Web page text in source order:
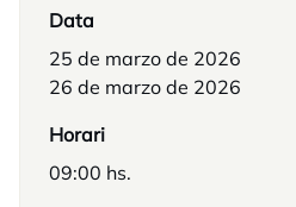
Data
25 de marzo de 2026
26 de marzo de 2026
Horari
09:00 hs.